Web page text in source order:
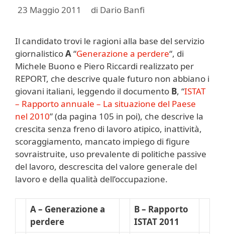
23 Maggio 2011 di Dario Banfi
Il candidato trovi le ragioni alla base del servizio
giornalisticoA“Generazione a perdere“, di
Michele Buono e Piero Riccardi realizzato per
REPORT, che descrive quale futuro non abbiano i
giovani italiani, leggendo il documento B, “ISTAT
– Rapporto annuale – La situazione del Paese
nel 2010” (da pagina 105 in poi), che descrive la
crescita senza freno di lavoro atipico, inattività,
scoraggiamento, mancato impiego di figure
sovraistruite, uso prevalente di politiche passive
del lavoro, descrescita del valore generale del
lavoro e della qualità dell’occupazione.
A – Generazione a
perdere
B – Rapporto
ISTAT 2011